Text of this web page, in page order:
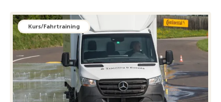
Kurs/Fahrtraining